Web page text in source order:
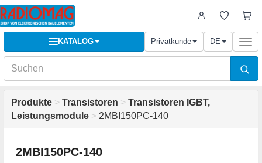
KATALOG Privatkunde DE
Produkte > Transistoren > Transistoren IGBT,
Leistungsmodule > 2MBI150PC-140
2MBI150PC-140